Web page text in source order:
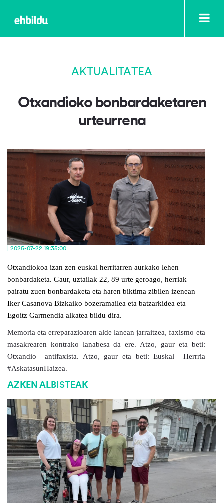
AKTUALITATEA
Otxandioko bonbardaketaren
urteurrena
| 2025-07-22 19:35:00
Otxandiokoa izan zen euskal herritarren aurkako lehen
bonbardaketa. Gaur, uztailak 22, 89 urte geroago, herriak
pairatu zuen bonbardaketa eta haren biktima zibilen izenean
Iker Casanova Bizkaiko bozeramailea eta batzarkidea eta
Egoitz Garmendia alkatea bildu dira.
Memoria eta erreparazioaren alde lanean jarraitzea, faxismo eta
masakrearen kontrako lanabesa da ere. Atzo, gaur eta beti:
Otxandio antifaxista. Atzo, gaur eta beti: Euskal Herrria
#AskatasunHaizea.
AZKEN ALBISTEAK